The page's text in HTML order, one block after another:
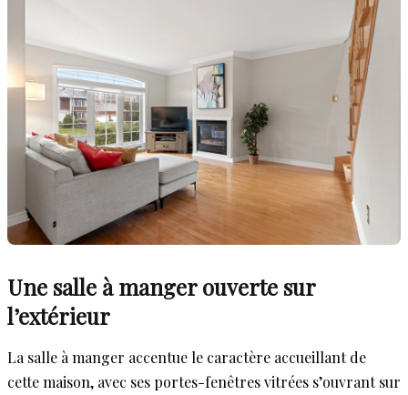
Une salle à manger ouverte sur
l’extérieur
La salle à manger accentue le caractère accueillant de
cette maison, avec ses portes-fenêtres vitrées s’ouvrant sur